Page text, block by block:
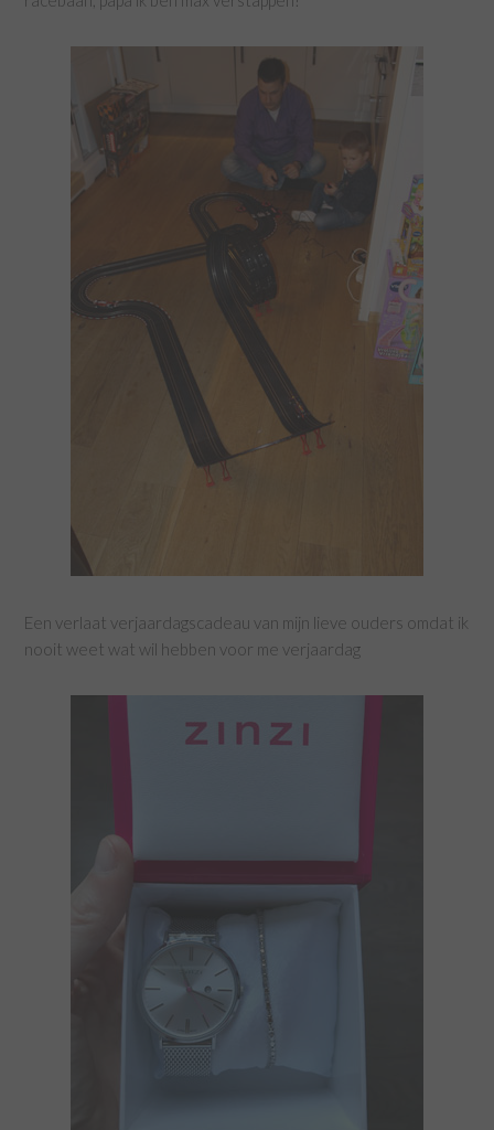
Een verlaat verjaardagscadeau van mijn lieve ouders omdat ik
nooit weet wat wil hebben voor me verjaardag